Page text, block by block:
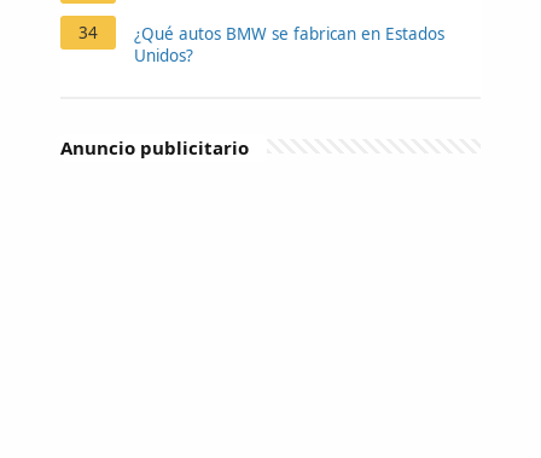
34
¿Qué autos BMW se fabrican en Estados
Unidos?
Anuncio publicitario